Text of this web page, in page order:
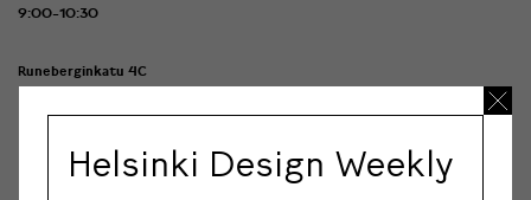
9:00-10:30
Runeberginkatu 4C
Muotoilun siltoja: Helsinki – Fukuoka
Helsinki Design Weekly